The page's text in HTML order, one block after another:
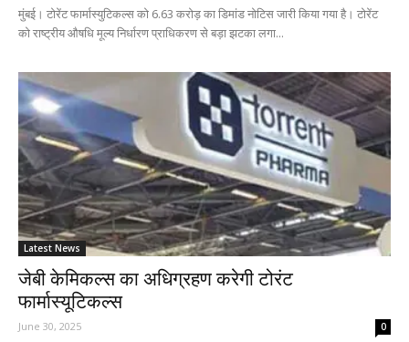
मुंबई। टोरेंट फार्मास्युटिकल्स को 6.63 करोड़ का डिमांड नोटिस जारी किया गया है। टोरेंट
को राष्ट्रीय औषधि मूल्य निर्धारण प्राधिकरण से बड़ा झटका लगा...
Latest News
जेबी केमिकल्स का अधिग्रहण करेगी टोरंट
फार्मास्यूटिकल्स
June 30, 2025 0